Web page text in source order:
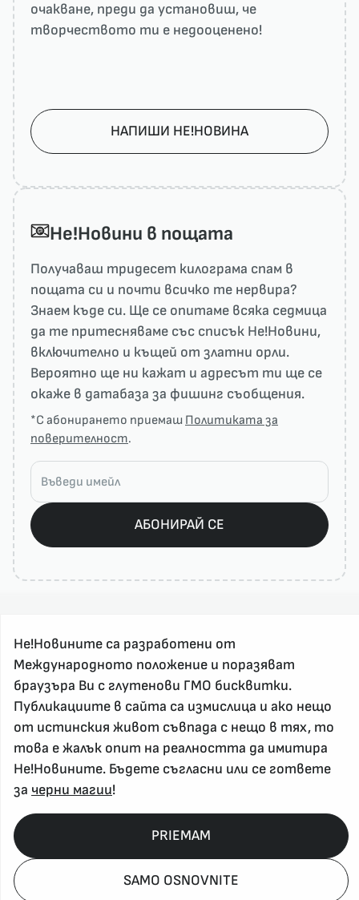
очакване, преди да установиш, че
творчеството ти е недооценено!
НАПИШИ НЕ!НОВИНА
He!Новини в пощата
Получаваш тридесет килограма спам в
пощата си и почти всичко те нервира?
Знаем къде си. Ще се опитаме всяка седмица
да те притесняваме със списък He!Новини,
включително и къщей от златни орли.
Вероятно ще ни кажат и адресът ти ще се
окаже в датабаза за фишинг съобщения.
*С абонирането приемаш Политиката за
поверителност.
АБОНИРАЙ СЕ
За реклама и връзка с нас, пишете на
nenovinite@gmail.com
Контакт
За нас
Напиши Не!Новина
Абонирай се
Policy, Rights, etc 2026
Не!Новините са разработени от
Международното положение и поразяват
браузъра Ви с глутенови ГМО бисквитки.
Публикациите в сайта са измислица и ако нещо
от истинския живот съвпада с нещо в тях, то
това е жалък опит на реалността да имитира
Не!Новините. Бъдете съгласни или се гответе
за черни магии!
SAMO OSNOVNITE
PRIEMAM